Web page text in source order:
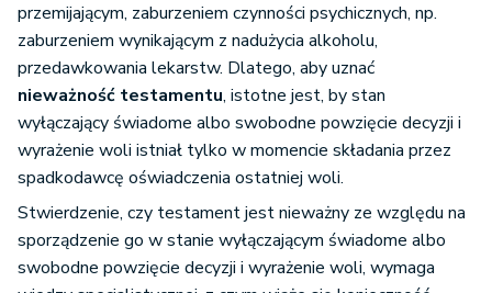
przemijającym, zaburzeniem czynności psychicznych, np.
zaburzeniem wynikającym z nadużycia alkoholu,
przedawkowania lekarstw. Dlatego, aby uznać
nieważność testamentu, istotne jest, by stan
wyłączający świadome albo swobodne powzięcie decyzji i
wyrażenie woli istniał tylko w momencie składania przez
spadkodawcę oświadczenia ostatniej woli.
Stwierdzenie, czy testament jest nieważny ze względu na
sporządzenie go w stanie wyłączającym świadome albo
swobodne powzięcie decyzji i wyrażenie woli, wymaga